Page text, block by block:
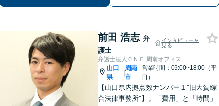
前田 浩志 弁
護士
インタビューを
見る
弁護士法人ＯＮＥ 周南オフィス
山口
県
|
周南
市
営業時間：09:00~18:00（平
日）
【山口県内拠点数ナンバー１"旧大賀綜
合法律事務所"】。「費用」と「時間」